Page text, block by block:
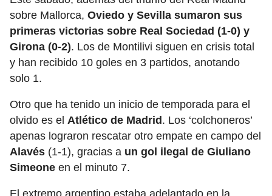
sobre Mallorca, Oviedo y Sevilla sumaron sus
primeras victorias sobre Real Sociedad (1-0) y
Girona (0-2). Los de Montilivi siguen en crisis total
y han recibido 10 goles en 3 partidos, anotando
solo 1.
Otro que ha tenido un inicio de temporada para el
olvido es el Atlético de Madrid . Los ‘colchoneros’
apenas lograron rescatar otro empate en campo del
Alavés (1-1), gracias a un gol ilegal de Giuliano
Simeone en el minuto 7.